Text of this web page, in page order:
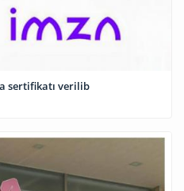
sertifikatı verilib